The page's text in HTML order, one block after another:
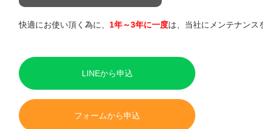
快適にお使い頂く為に、 1年～3年に一度は、当社にメンテナンス
LINEから申込
フォームから申込